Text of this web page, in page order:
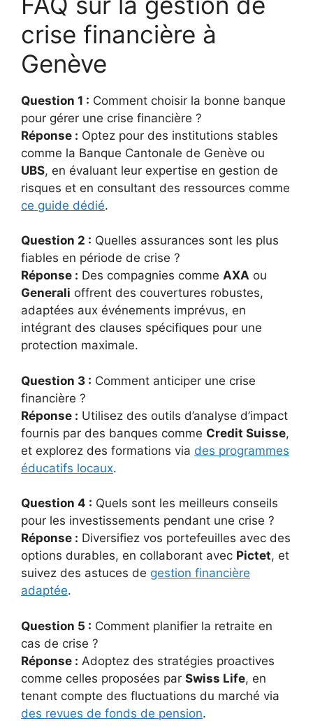
crise financière à
Genève
Question 1 : Comment choisir la bonne banque
pour gérer une crise financière ?
Réponse : Optez pour des institutions stables
comme la Banque Cantonale de Genève ou
UBS, en évaluant leur expertise en gestion de
risques et en consultant des ressources comme
ce guide dédié.
Question 2 : Quelles assurances sont les plus
fiables en période de crise ?
Réponse : Des compagnies comme AXA ou
Generali offrent des couvertures robustes,
adaptées aux événements imprévus, en
intégrant des clauses spécifiques pour une
protection maximale.
Question 3 : Comment anticiper une crise
financière ?
Réponse : Utilisez des outils d’analyse d’impact
fournis par des banques comme Credit Suisse,
et explorez des formations via des programmes
éducatifs locaux.
Question 4 : Quels sont les meilleurs conseils
pour les investissements pendant une crise ?
Réponse : Diversifiez vos portefeuilles avec des
options durables, en collaborant avec Pictet, et
suivez des astuces de gestion financière
adaptée.
Question 5 : Comment planifier la retraite en
cas de crise ?
Réponse : Adoptez des stratégies proactives
comme celles proposées par Swiss Life, en
tenant compte des fluctuations du marché via
des revues de fonds de pension.